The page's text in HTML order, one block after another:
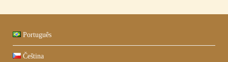
Português
Čeština